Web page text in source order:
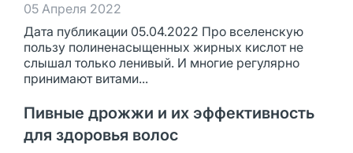
05 Апреля 2022
Дата публикации 05.04.2022 Про вселенскую
пользу полиненасыщенных жирных кислот не
слышал только ленивый. И многие регулярно
принимают витами...
Пивные дрожжи и их эффективность
для здоровья волос